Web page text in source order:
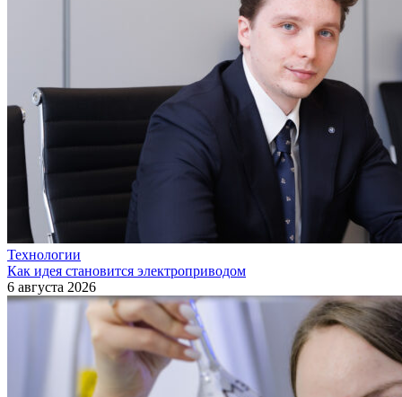
Технологии
Как идея становится электроприводом
6 августа 2026